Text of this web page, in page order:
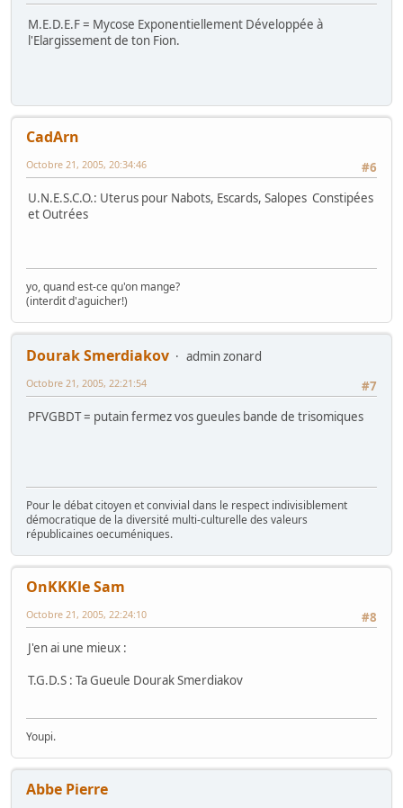
M.E.D.E.F = Mycose Exponentiellement Développée à
l'Elargissement de ton Fion.
CadArn
#6
Octobre 21, 2005, 20:34:46
U.N.E.S.C.O.: Uterus pour Nabots, Escards, Salopes Constipées
et Outrées
yo, quand est-ce qu'on mange?
(interdit d'aguicher!)
Dourak Smerdiakov
admin zonard
#7
Octobre 21, 2005, 22:21:54
PFVGBDT = putain fermez vos gueules bande de trisomiques
Pour le débat citoyen et convivial dans le respect indivisiblement
démocratique de la diversité multi-culturelle des valeurs
républicaines oecuméniques.
OnKKKle Sam
#8
Octobre 21, 2005, 22:24:10
J'en ai une mieux :
T.G.D.S : Ta Gueule Dourak Smerdiakov
Youpi.
Abbe Pierre